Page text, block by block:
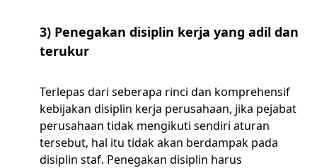
3) Penegakan disiplin kerja yang adil dan
terukur
Terlepas dari seberapa rinci dan komprehensif
kebijakan disiplin kerja perusahaan, jika pejabat
perusahaan tidak mengikuti sendiri aturan
tersebut, hal itu tidak akan berdampak pada
disiplin staf. Penegakan disiplin harus